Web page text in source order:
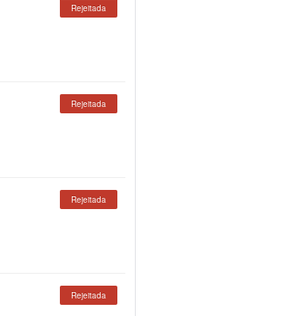
Rejeitada
Rejeitada
Rejeitada
Rejeitada